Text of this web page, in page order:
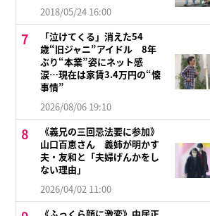
2018/05/24 16:00
「泣けてくる」消えた54
歳“旧ジャニ”アイドル 8年
ぶり“本業”姿にネット感
涙…現在は家賃3.4万円の“懐
事情”
2026/08/06 19:10
《義兄の三回忌法要に参加》
山口百恵さん 義姉が明かす
夫・友和と「夫婦げんかをし
ない理由」
2026/04/02 11:00